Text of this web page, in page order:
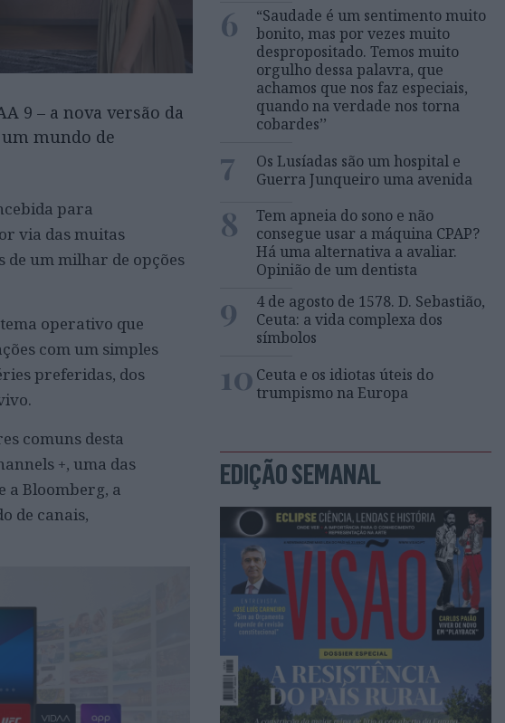
9 – a nova versão da
mundo de
para
via das muitas
de um milhar de opções
operativo que
com um simples
preferidas, dos
comuns desta
+, uma das
a Bloomberg, a
de canais,
6
“Saudade é um sentimento muito
bonito, mas por vezes muito
despropositado. Temos muito
orgulho dessa palavra, que
achamos que nos faz especiais,
quando na verdade nos torna
cobardes’’
7
Os Lusíadas são um hospital e
Guerra Junqueiro uma avenida
8
Tem apneia do sono e não
consegue usar a máquina CPAP?
Há uma alternativa a avaliar.
Opinião de um dentista
9
4 de agosto de 1578. D. Sebastião,
Ceuta: a vida complexa dos
símbolos
10 Ceuta e os idiotas úteis do
trumpismo na Europa
EDIÇÃO SEMANAL